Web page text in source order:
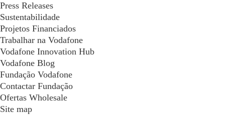
Press Releases
Sustentabilidade
Projetos Financiados
Trabalhar na Vodafone
Vodafone Innovation Hub
Vodafone Blog
Fundação Vodafone
Contactar Fundação
Ofertas Wholesale
Site map